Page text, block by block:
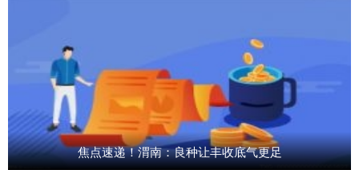
焦点速递！渭南：良种让丰收底气更足